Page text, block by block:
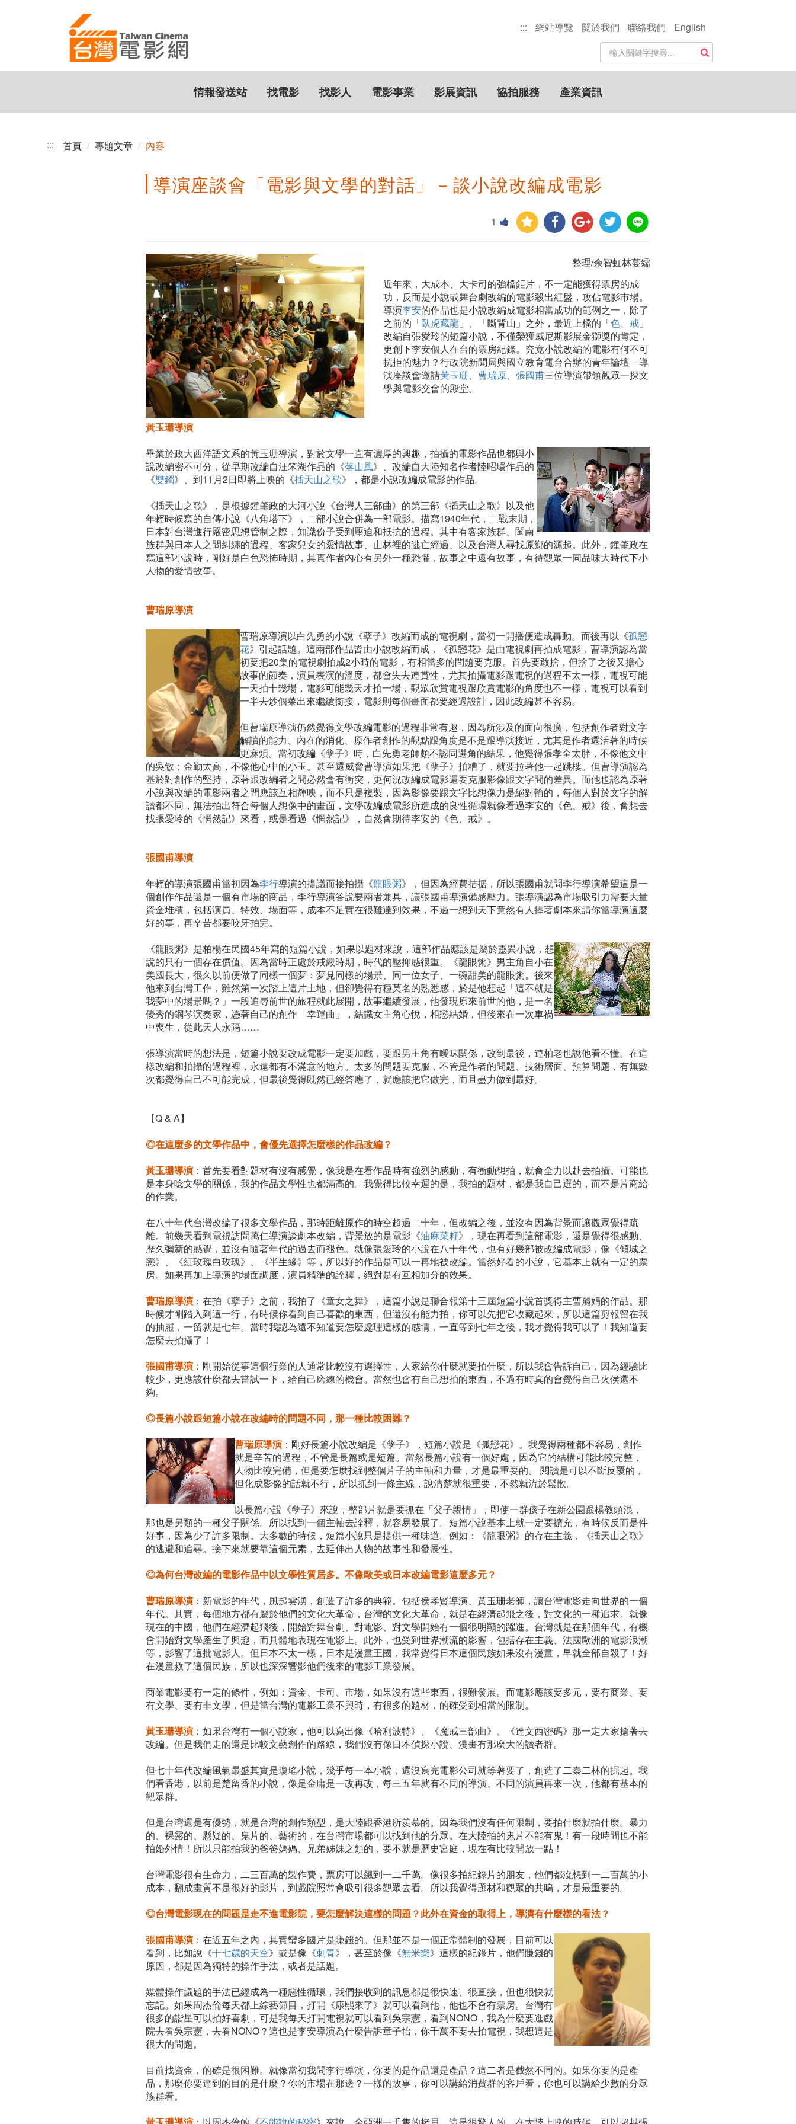
談
::: 網站導覽 關於我們 聯絡我們
English
站
內
搜
尋
關
鍵
搜尋
情報發送站 找電影 找影人 電影事業 影展資訊 協拍服務 產業資訊
::: 首頁 專題文章 內容
導演座談會「電影與文學的對話」－談小說改編成電影
1
整理/余智虹林蔓繻
近年來，大成本、大卡司的強檔鉅片，不一定能獲得票房的成
功，反而是小說或舞台劇改編的電影殺出紅盤，攻佔電影市場。
導演李安的作品也是小說改編成電影相當成功的範例之一，除了
之前的「臥虎藏龍 」、「斷背山」之外，最近上檔的「色、戒 」
改編自張愛玲的短篇小說，不僅榮獲威尼斯影展金獅獎的肯定，
更創下李安個人在台的票房紀錄。究竟小說改編的電影有何不可
抗拒的魅力？行政院新聞局與國立教育電台合辦的青年論壇－導
演座談會邀請黃玉珊、曹瑞原、張國甫三位導演帶領觀眾一探文
學與電影交會的殿堂。
黃玉珊導演
畢業於政大西洋語文系的黃玉珊導演，對於文學一直有濃厚的興趣，拍攝的電影作品也都與小
說改編密不可分，從早期改編自汪笨湖作品的《落山風》、改編自大陸知名作者陸昭環作品的
《雙鐲》、到11月2日即將上映的《插天山之歌》，都是小說改編成電影的作品。
《插天山之歌》，是根據鍾肇政的大河小說《台灣人三部曲》的第三部《插天山之歌》以及他
年輕時候寫的自傳小說《八角塔下》，二部小說合併為一部電影。描寫1940年代，二戰末期，
日本對台灣進行嚴密思想管制之際，知識份子受到壓迫和抵抗的過程。其中有客家族群、閩南
族群與日本人之間糾纏的過程、客家兒女的愛情故事、山林裡的逃亡經過、以及台灣人尋找原鄉的源起。此外，鍾肇政在
寫這部小說時，剛好是白色恐怖時期，其實作者內心有另外一種恐懼，故事之中還有故事，有待觀眾一同品味大時代下小
人物的愛情故事。
曹瑞原導演
曹瑞原導演以白先勇的小說《孽子》改編而成的電視劇，當初一開播便造成轟動。而後再以《孤戀
花》引起話題。這兩部作品皆由小說改編而成，《孤戀花》是由電視劇再拍成電影，曹導演認為當
初要把20集的電視劇拍成2小時的電影，有相當多的問題要克服。首先要敢捨，但捨了之後又擔心
故事的節奏，演員表演的溫度，都會失去連貫性，尤其拍攝電影跟電視的過程不太一樣，電視可能
一天拍十幾場，電影可能幾天才拍一場，觀眾欣賞電視跟欣賞電影的角度也不一樣，電視可以看到
一半去炒個菜出來繼續銜接，電影則每個畫面都要經過設計，因此改編甚不容易。
但曹瑞原導演仍然覺得文學改編電影的過程非常有趣，因為所涉及的面向很廣，包括創作者對文字
解讀的能力、內在的消化、原作者創作的觀點跟角度是不是跟導演接近，尤其是作者還活著的時候
更麻煩。當初改編《孽子》時，白先勇老師頗不認同選角的結果，他覺得張孝全太胖，不像他文中
的吳敏；金勤太高，不像他心中的小玉。甚至還威脅曹導演如果把《孽子》拍糟了，就要拉著他一起跳樓。但曹導演認為
基於對創作的堅持，原著跟改編者之間必然會有衝突，更何況改編成電影還要克服影像跟文字間的差異。而他也認為原著
小說與改編的電影兩者之間應該互相輝映，而不只是複製，因為影像要跟文字比想像力是絕對輸的，每個人對於文字的解
讀都不同，無法拍出符合每個人想像中的畫面，文學改編成電影所造成的良性循環就像看過李安的《色、戒》後，會想去
找張愛玲的《惘然記》來看，或是看過《惘然記》，自然會期待李安的《色、戒》。
張國甫導演
年輕的導演張國甫當初因為李行導演的提議而接拍攝《龍眼粥》，但因為經費拮据，所以張國甫就問李行導演希望這是一
個創作作品還是一個有市場的商品，李行導演答說要兩者兼具，讓張國甫導演備感壓力。張導演認為市場吸引力需要大量
資金堆積，包括演員、特效、場面等，成本不足實在很難達到效果，不過一想到天下竟然有人捧著劇本來請你當導演這麼
好的事，再辛苦都要咬牙拍完。
《龍眼粥》是柏楊在民國45年寫的短篇小說，如果以題材來說，這部作品應該是屬於靈異小說，想
說的只有一個存在價值。因為當時正處於戒嚴時期，時代的壓抑感很重。《龍眼粥》男主角自小在
美國長大，很久以前便做了同樣一個夢：夢見同樣的場景、同一位女子、一碗甜美的龍眼粥。後來
他來到台灣工作，雖然第一次踏上這片土地，但卻覺得有種莫名的熟悉感，於是他想起「這不就是
我夢中的場景嗎？」一段追尋前世的旅程就此展開，故事繼續發展，他發現原來前世的他，是一名
優秀的鋼琴演奏家，憑著自己的創作「幸運曲」，結識女主角心悅，相戀結婚，但後來在一次車禍
中喪生，從此天人永隔……
張導演當時的想法是，短篇小說要改成電影一定要加戲，要跟男主角有曖昩關係，改到最後，連柏老也說他看不懂。在這
樣改編和拍攝的過程裡，永遠都有不滿意的地方。太多的問題要克服，不管是作者的問題、技術層面、預算問題，有無數
次都覺得自己不可能完成，但最後覺得既然已經答應了，就應該把它做完，而且盡力做到最好。
【Q & A】
◎在這麼多的文學作品中，會優先選擇怎麼樣的作品改編？
黃玉珊導演 ：首先要看對題材有沒有感覺，像我是在看作品時有強烈的感動，有衝動想拍，就會全力以赴去拍攝。可能也
是本身唸文學的關係，我的作品文學性也都滿高的。我覺得比較幸運的是，我拍的題材，都是我自己選的，而不是片商給
的作業。
在八十年代台灣改編了很多文學作品，那時距離原作的時空超過二十年，但改編之後，並沒有因為背景而讓觀眾覺得疏
離。前幾天看到電視訪問萬仁導演談劇本改編，背景放的是電影《油麻菜籽》，現在再看到這部電影，還是覺得很感動、
歷久彌新的感覺，並沒有隨著年代的過去而褪色。就像張愛玲的小說在八十年代，也有好幾部被改編成電影，像《傾城之
戀》、《紅玫瑰白玫瑰》、《半生緣》等，所以好的作品是可以一再地被改編。當然好看的小說，它基本上就有一定的票
房。如果再加上導演的場面調度，演員精準的詮釋，絕對是有互相加分的效果。
曹瑞原導演 ：在拍《孽子》之前，我拍了《童女之舞》，這篇小說是聯合報第十三屆短篇小說首獎得主曹麗娟的作品。那
時候才剛踏入到這一行，有時候你看到自己喜歡的東西，但還沒有能力拍，你可以先把它收藏起來，所以這篇剪報留在我
的抽屜，一留就是七年。當時我認為還不知道要怎麼處理這樣的感情，一直等到七年之後，我才覺得我可以了！我知道要
怎麼去拍攝了！
張國甫導演 ：剛開始從事這個行業的人通常比較沒有選擇性，人家給你什麼就要拍什麼，所以我會告訴自己，因為經驗比
較少，更應該什麼都去嘗試一下，給自己磨練的機會。當然也會有自己想拍的東西，不過有時真的會覺得自己火侯還不
夠。
◎長篇小說跟短篇小說在改編時的問題不同，那一種比較困難？
曹瑞原導演 ：剛好長篇小說改編是《孽子》，短篇小說是《孤戀花》。我覺得兩種都不容易，創作
就是辛苦的過程，不管是長篇或是短篇。當然長篇小說有一個好處，因為它的結構可能比較完整，
人物比較完備，但是要怎麼找到整個片子的主軸和力量，才是最重要的。 閱讀是可以不斷反覆的，
但化成影像的話就不行，所以抓到一條主線，說清楚就很重要，不然就流於鬆散。
以長篇小說《孽子》來說，整部片就是要抓在「父子親情」，即使一群孩子在新公園跟楊教頭混，
那也是另類的一種父子關係。所以找到一個主軸去詮釋，就容易發展了。短篇小說基本上就一定要擴充，有時候反而是件
好事，因為少了許多限制。大多數的時候，短篇小說只是提供一種味道。例如：《龍眼粥》的存在主義，《插天山之歌》
的逃避和追尋。接下來就要靠這個元素，去延伸出人物的故事性和發展性。
◎為何台灣改編的電影作品中以文學性質居多。不像歐美或日本改編電影這麼多元？
曹瑞原導演 ：新電影的年代，風起雲湧，創造了許多的典範。包括侯孝賢導演、黃玉珊老師，讓台灣電影走向世界的一個
年代。其實，每個地方都有屬於他們的文化大革命，台灣的文化大革命，就是在經濟起飛之後，對文化的一種追求。就像
現在的中國，他們在經濟起飛後，開始對舞台劇、對電影、對文學開始有一個很明顯的躍進。台灣就是在那個年代，有機
會開始對文學產生了興趣，而具體地表現在電影上。此外，也受到世界潮流的影響，包括存在主義、法國歐洲的電影浪潮
等，影響了這批電影人。但日本不太一樣，日本是漫畫王國，我常覺得日本這個民族如果沒有漫畫，早就全部自殺了！好
在漫畫救了這個民族，所以也深深響影他們後來的電影工業發展。
商業電影要有一定的條件，例如：資金、卡司、市場，如果沒有這些東西，很難發展。而電影應該要多元，要有商業、要
有文學、要有非文學，但是當台灣的電影工業不興時，有很多的題材，的確受到相當的限制。
黃玉珊導演 ：如果台灣有一個小說家，他可以寫出像《哈利波特》、《魔戒三部曲》、《達文西密碼》那一定大家搶著去
改編。但是我們走的還是比較文藝創作的路線，我們沒有像日本偵探小說、漫畫有那麼大的讀者群。
但七十年代改編風氣最盛其實是瓊瑤小說，幾乎每一本小說，還沒寫完電影公司就等著要了，創造了二秦二林的掘起。我
們看香港，以前是楚留香的小說，像是金庸是一改再改，每三五年就有不同的導演、不同的演員再來一次，他都有基本的
觀眾群。
但是台灣還是有優勢，就是台灣的創作類型，是大陸跟香港所羨慕的。因為我們沒有任何限制，要拍什麼就拍什麼。暴力
的、裸露的、懸疑的、鬼片的、藝術的，在台灣市場都可以找到他的分眾。在大陸拍的鬼片不能有鬼！有一段時間也不能
拍婚外情！所以只能拍我的爸爸媽媽、兄弟姊妹之類的，要不就是歷史宮庭，現在有比較開放一點！
台灣電影很有生命力，二三百萬的製作費，票房可以飆到一二千萬。像很多拍紀錄片的朋友，他們都沒想到一二百萬的小
成本，翻成畫質不是很好的影片，到戲院照常會吸引很多觀眾去看。所以我覺得題材和觀眾的共嗚，才是最重要的。
◎台灣電影現在的問題是走不進電影院，要怎麼解決這樣的問題？此外在資金的取得上，導演有什麼樣的看法？
張國甫導演 ：在近五年之內，其實蠻多國片是賺錢的。但那並不是一個正常體制的發展，目前可以
看到，比如說《十七歲的天空》或是像《刺青》，甚至於像《無米樂》這樣的紀錄片，他們賺錢的
原因，都是因為獨特的操作手法，或者是話題。
媒體操作議題的手法已經成為一種惡性循環，我們接收到的訊息都是很快速、很直接，但也很快就
忘記。如果周杰倫每天都上綜藝節目，打開《康熙來了》就可以看到他，他也不會有票房。台灣有
很多的諧星可以拍好喜劇，可是我每天打開電視就可以看到吳宗憲，看到NONO，我為什麼要進戲
院去看吳宗憲，去看NONO？這也是李安導演為什麼告訴章子怡，你千萬不要去拍電視，我想這是
很大的問題。
目前找資金，的確是很困難。就像當初我問李行導演，你要的是作品還是產品？這二者是截然不同的。如果你要的是產
品，那麼你要達到的目的是什麼？你的市場在那邊？一樣的故事，你可以講給消費群的客戶看，你也可以講給少數的分眾
族群看。